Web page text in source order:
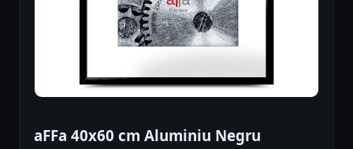
aFFa 40x60 cm Aluminiu Negru